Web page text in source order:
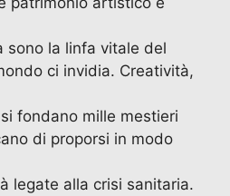
sono la linfa vitale del
ci invidia. Creatività,
fondano mille mestieri
di proporsi in modo
legate alla crisi sanitaria.